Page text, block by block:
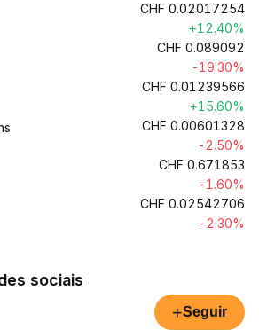
CHF 0.02017254
+12.40%
CHF 0.089092
-19.30%
CHF 0.01239566
+15.60%
CHF 0.00601328
-2.50%
CHF 0.671853
-1.60%
CHF 0.02542706
-2.30%
sociais
+Seguir